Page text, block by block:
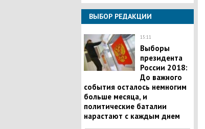
ВЫБОР РЕДАКЦИИ
15:11
Выборы
президента
России 2018:
До важного
события осталось немногим
больше месяца, и
политические баталии
нарастают с каждым днем